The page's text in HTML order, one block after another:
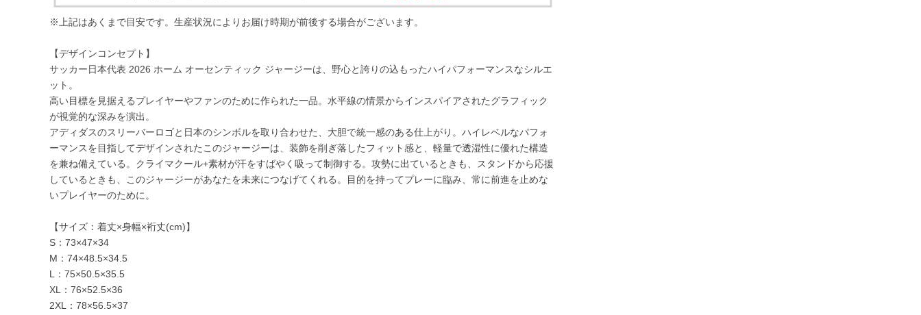
※上記はあくまで目安です。生産状況によりお届け時期が前後する場合がございます。
【デザインコンセプト】
サッカー日本代表 2026 ホーム オーセンティック ジャージーは、野心と誇りの込もったハイパフォーマンスなシルエ
ット。
高い目標を見据えるプレイヤーやファンのために作られた一品。水平線の情景からインスパイアされたグラフィック
が視覚的な深みを演出。
アディダスのスリーバーロゴと日本のシンボルを取り合わせた、大胆で統一感のある仕上がり。ハイレベルなパフォ
ーマンスを目指してデザインされたこのジャージーは、装飾を削ぎ落したフィット感と、軽量で透湿性に優れた構造
を兼ね備えている。クライマクール+素材が汗をすばやく吸って制御する。攻勢に出ているときも、スタンドから応援
しているときも、このジャージーがあなたを未来につなげてくれる。目的を持ってプレーに臨み、常に前進を止めな
いプレイヤーのために。
【サイズ：着丈×身幅×裄丈(cm)】
S：73×47×34
M：74×48.5×34.5
L：75×50.5×35.5
XL：76×52.5×36
2XL：78×56.5×37